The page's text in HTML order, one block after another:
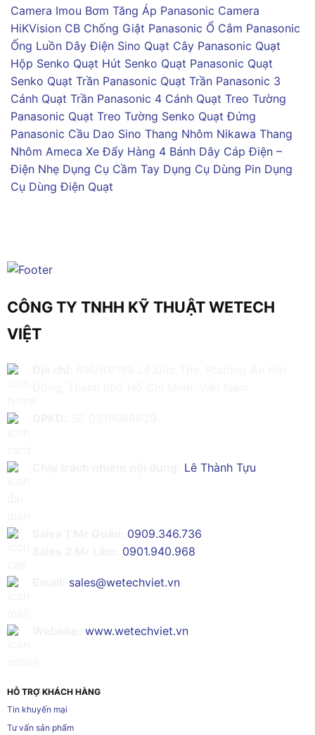
Camera Imou Bơm Tăng Áp Panasonic Camera
HiKVision CB Chống Giật Panasonic Ổ Cắm Panasonic
Ống Luồn Dây Điện Sino Quạt Cây Panasonic Quạt
Hộp Senko Quạt Hút Senko Quạt Panasonic Quạt
Senko Quạt Trần Panasonic Quạt Trần Panasonic 3
Cánh Quạt Trần Panasonic 4 Cánh Quạt Treo Tường
Panasonic Quạt Treo Tường Senko Quạt Đứng
Panasonic Cầu Dao Sino Thang Nhôm Nikawa Thang
Nhôm Ameca Xe Đẩy Hàng 4 Bánh Dây Cáp Điện –
Điện Nhẹ Dụng Cụ Cầm Tay Dụng Cụ Dùng Pin Dụng
Cụ Dùng Điện Quạt
CÔNG TY TNHH KỸ THUẬT WETECH
VIỆT
Lê Thành Tựu
0909.346.736
0901.940.968
sales@wetechviet.vn
www.wetechviet.vn
HỖ TRỢ KHÁCH HÀNG
Tin khuyến mại
Tư vấn sản phẩm